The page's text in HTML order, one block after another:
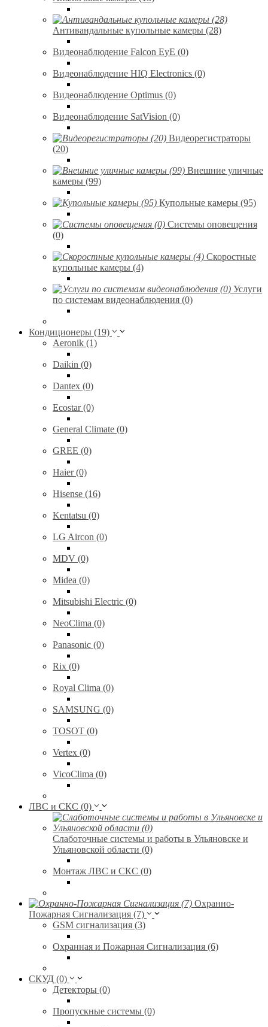
Антивандальные купольные камеры (28)
Видеонаблюдение Falcon EyE (0)
Видеонаблюдение HIQ Electronics (0)
Видеонаблюдение Optimus (0)
Видеонаблюдение SatVision (0)
Видеорегистраторы
(20)
Внешние уличные
камеры (99)
Купольные камеры (95)
Системы оповещения
(0)
Скоростные
купольные камеры (4)
Услуги
по системам видеонаблюдения (0)
Кондиционеры (19)
Aeronik (1)
Daikin (0)
Dantex (0)
Ecostar (0)
General Climate (0)
GREE (0)
Haier (0)
Hisense (16)
Kentatsu (0)
LG Aircon (0)
MDV (0)
Midea (0)
Mitsubishi Electric (0)
NeoClima (0)
Panasonic (0)
Rix (0)
Royal Clima (0)
SAMSUNG (0)
TOSOT (0)
Vertex (0)
VicoClima (0)
ЛВС и СКС (0)
Слаботочные системы и работы в Ульяновске и
Ульяновской области (0)
Монтаж ЛВС и СКС (0)
Охранно-
Пожарная Сигнализация (7)
GSM сигнализация (3)
Охранная и Пожарная Сигнализация (6)
СКУД (0)
Детекторы (0)
Пропускные системы (0)